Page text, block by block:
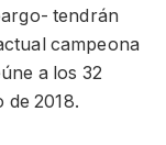
tendrán
campeona
a los 32
de 2018.